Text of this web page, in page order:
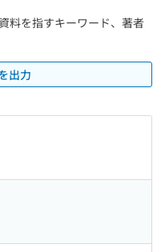
料を指すキーワード、著者
出力